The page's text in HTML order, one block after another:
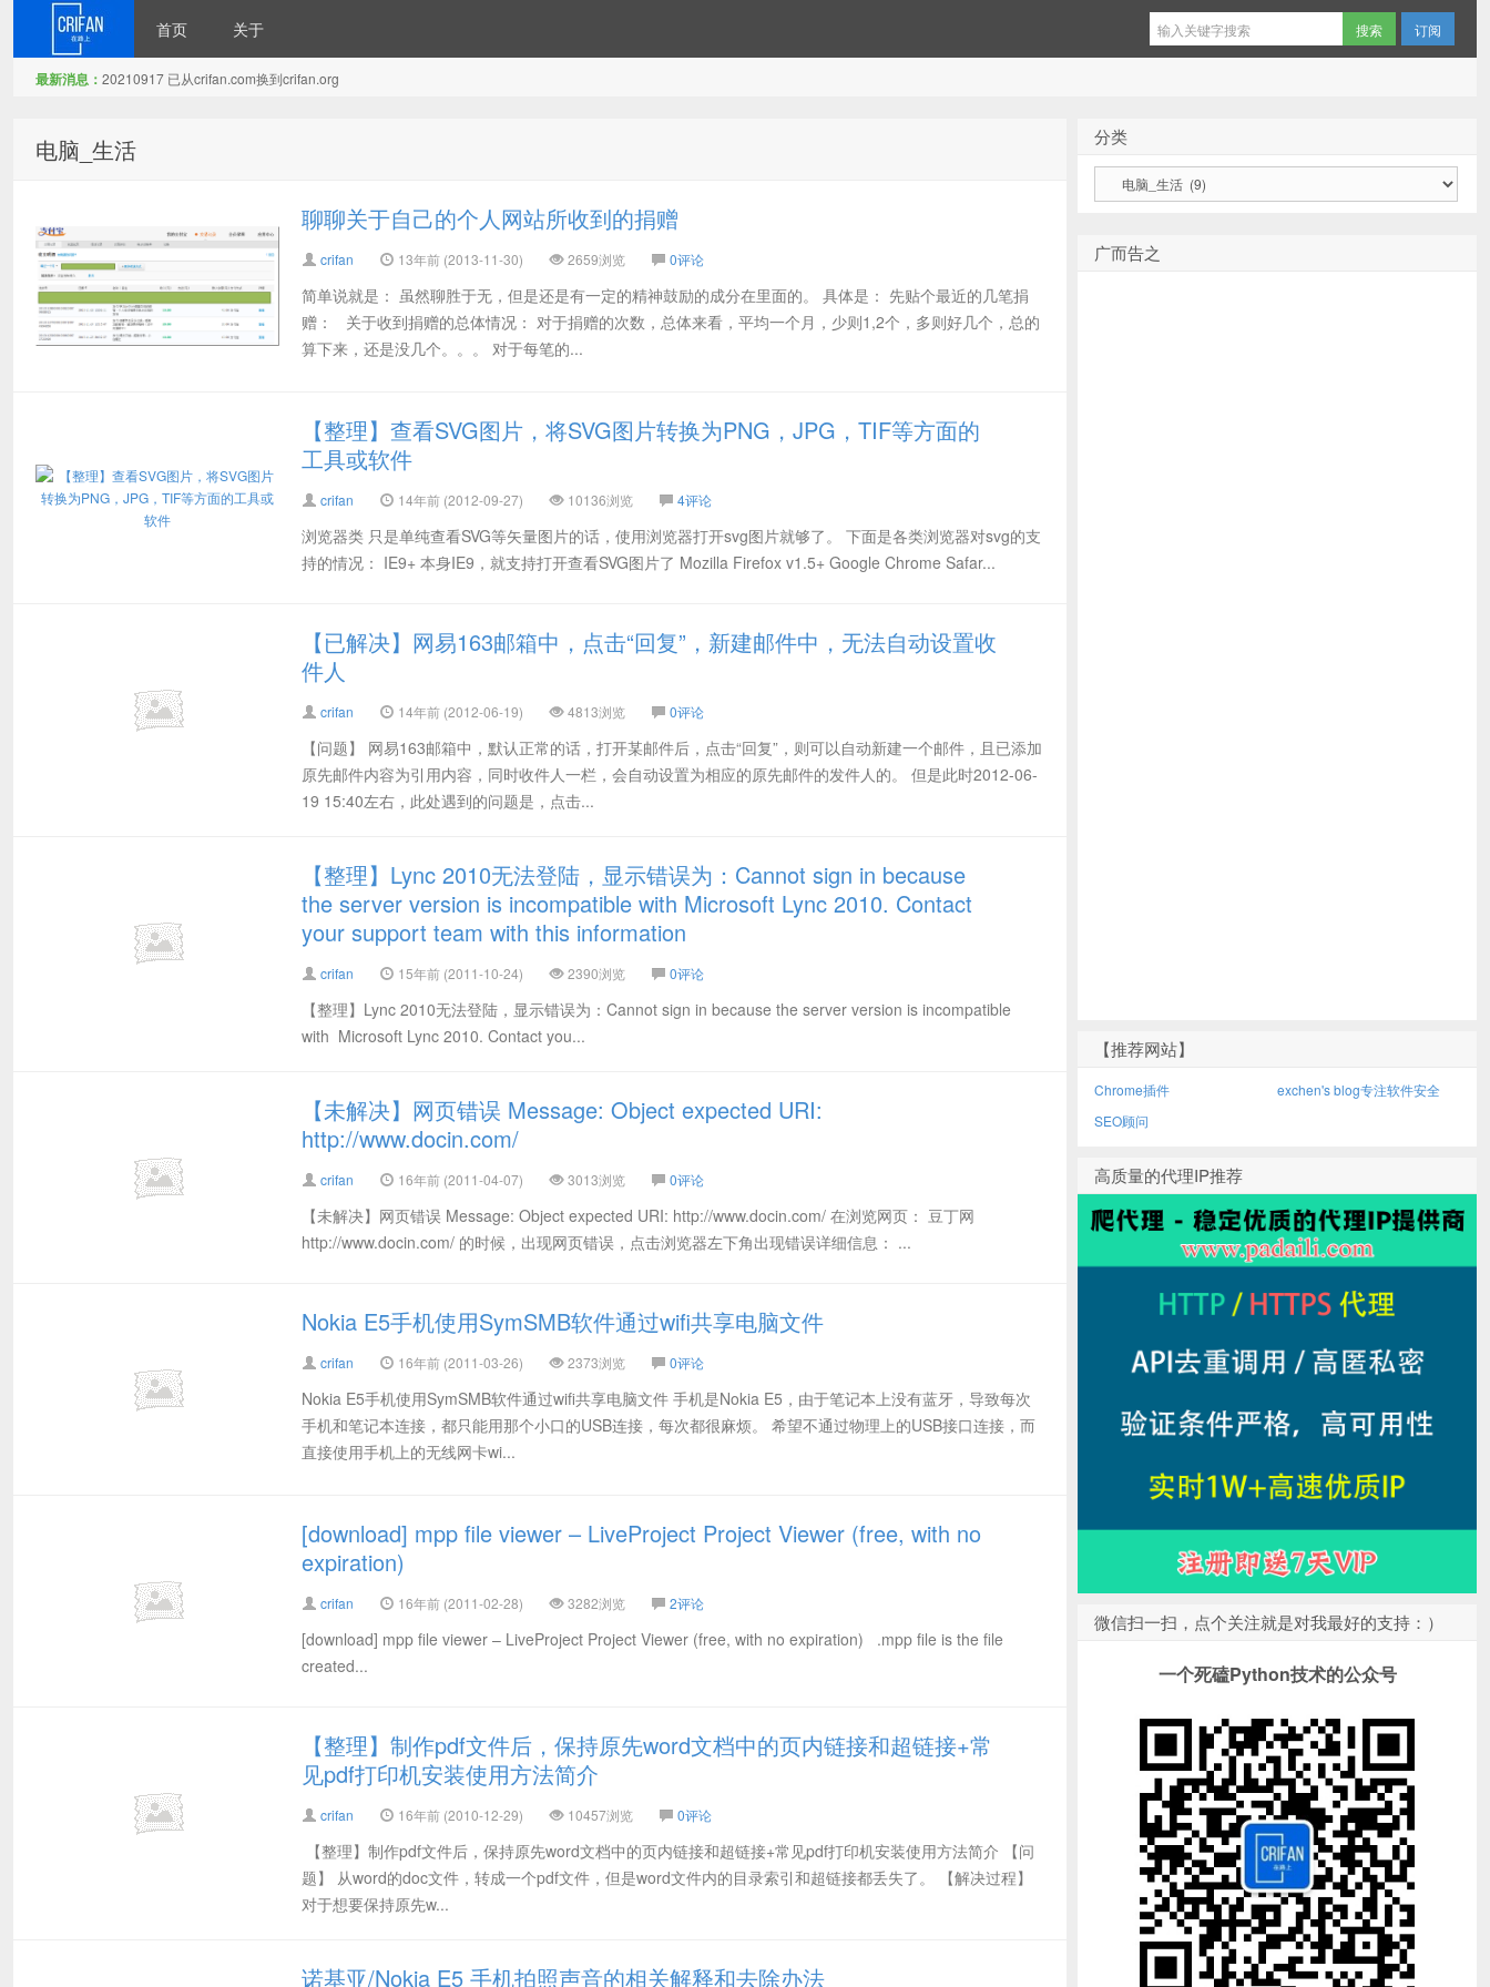
首页 关于 订阅
最新消息： 20210917 已从crifan.com换到crifan.org
电脑_生活
聊聊关于自己的个人网站所收到的捐赠
crifan 13年前 (2013-11-30) 2659浏览 0评论
简单说就是： 虽然聊胜于无，但是还是有一定的精神鼓励的成分在里面的。 具体是： 先贴个最近的几笔捐
赠： 关于收到捐赠的总体情况： 对于捐赠的次数，总体来看，平均一个月，少则1,2个，多则好几个，总的
算下来，还是没几个。。。 对于每笔的...
【整理】查看SVG图片，将SVG图片转换为PNG，JPG，TIF等方面的
工具或软件
crifan 14年前 (2012-09-27) 10136浏览 4评论
浏览器类 只是单纯查看SVG等矢量图片的话，使用浏览器打开svg图片就够了。 下面是各类浏览器对svg的支
持的情况： IE9+ 本身IE9，就支持打开查看SVG图片了 Mozilla Firefox v1.5+ Google Chrome Safar...
【已解决】网易163邮箱中，点击“回复”，新建邮件中，无法自动设置收
件人
crifan 14年前 (2012-06-19) 4813浏览 0评论
【问题】 网易163邮箱中，默认正常的话，打开某邮件后，点击“回复”，则可以自动新建一个邮件，且已添加
原先邮件内容为引用内容，同时收件人一栏，会自动设置为相应的原先邮件的发件人的。 但是此时2012-06-
19 15:40左右，此处遇到的问题是，点击...
【整理】Lync 2010无法登陆，显示错误为：Cannot sign in because
the server version is incompatible with Microsoft Lync 2010. Contact
your support team with this information
crifan 15年前 (2011-10-24) 2390浏览 0评论
【整理】Lync 2010无法登陆，显示错误为：Cannot sign in because the server version is incompatible
with Microsoft Lync 2010. Contact you...
【未解决】网页错误 Message: Object expected URI:
http://www.docin.com/
crifan 16年前 (2011-04-07) 3013浏览 0评论
【未解决】网页错误 Message: Object expected URI: http://www.docin.com/ 在浏览网页： 豆丁网
http://www.docin.com/ 的时候，出现网页错误，点击浏览器左下角出现错误详细信息： ...
Nokia E5手机使用SymSMB软件通过wifi共享电脑文件
crifan 16年前 (2011-03-26) 2373浏览 0评论
Nokia E5手机使用SymSMB软件通过wifi共享电脑文件 手机是Nokia E5，由于笔记本上没有蓝牙，导致每次
手机和笔记本连接，都只能用那个小口的USB连接，每次都很麻烦。 希望不通过物理上的USB接口连接，而
直接使用手机上的无线网卡wi...
[download] mpp file viewer – LiveProject Project Viewer (free, with no
expiration)
crifan 16年前 (2011-02-28) 3282浏览 2评论
[download] mpp file viewer – LiveProject Project Viewer (free, with no expiration) .mpp file is the file
created...
【整理】制作pdf文件后，保持原先word文档中的页内链接和超链接+常
见pdf打印机安装使用方法简介
crifan 16年前 (2010-12-29) 10457浏览 0评论
【整理】制作pdf文件后，保持原先word文档中的页内链接和超链接+常见pdf打印机安装使用方法简介 【问
题】 从word的doc文件，转成一个pdf文件，但是word文件内的目录索引和超链接都丢失了。 【解决过程】
对于想要保持原先w...
诺基亚/Nokia E5 手机拍照声音的相关解释和去除办法
分类
广而告之
【推荐网站】
Chrome插件
exchen's blog专注软件安全
SEO顾问
高质量的代理IP推荐
微信扫一扫，点个关注就是对我最好的支持：）
一个死磕Python技术的公众号